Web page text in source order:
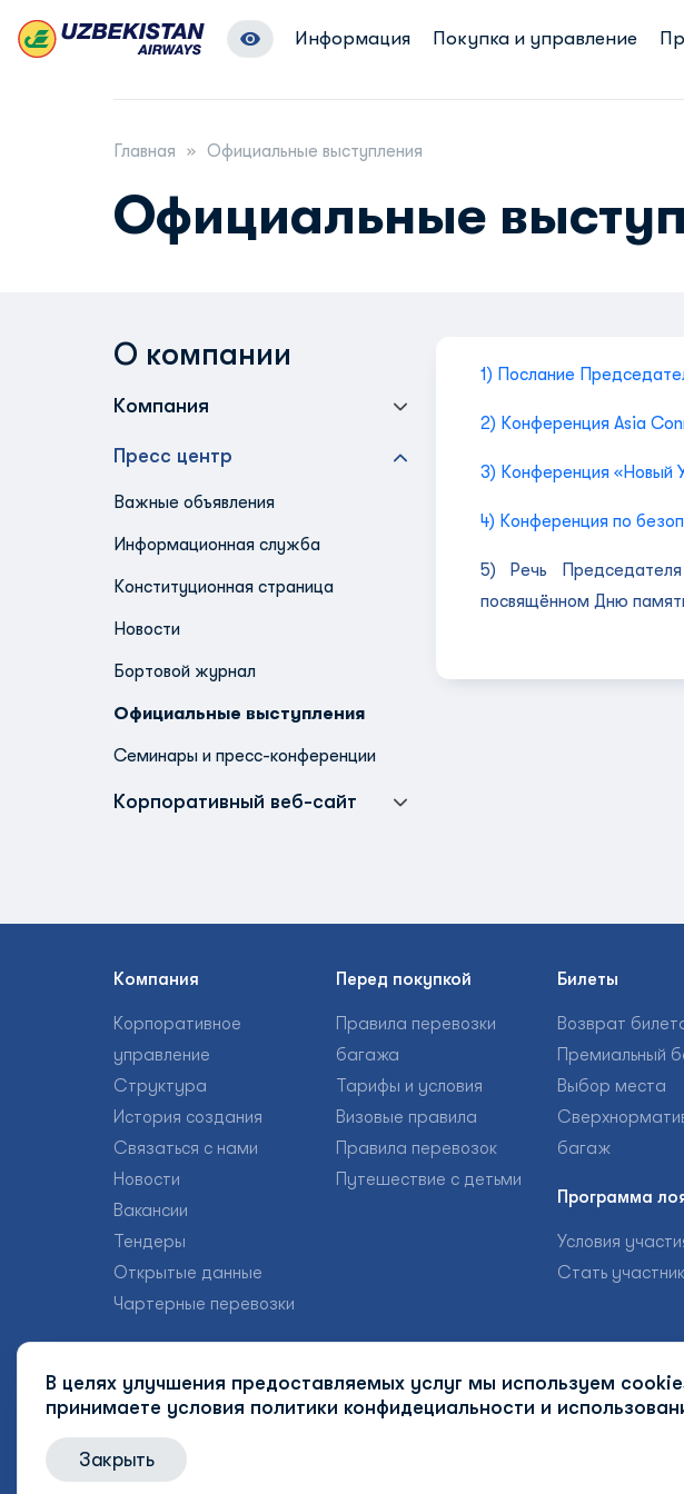
В целях улучшения предоставляемых услуг мы используем
принимаете условия политики конфидециальности и
Закрыть
Информация Покупка и управление
Главная Официальные выступления
Официальные
О компании
Компания
Пресс центр
Важные объявления
Информационная служба
Конституционная страница
Новости
Бортовой журнал
Официальные выступления
Семинары и пресс-конференции
Корпоративный веб-сайт
1) Послание
2) Конференция Asia
3) Конференция «Новый
4) Конференция по
5) Речь
посвящённом Дню
Компания
Корпоративное
управление
Структура
История создания
Связаться с нами
Новости
Вакансии
Тендеры
Открытые данные
Чартерные перевозки
Перед покупкой
Правила перевозки
багажа
Тарифы и условия
Визовые правила
Правила перевозок
Путешествие с детьми
Билеты
Возврат
Премиальный
Выбор места
багаж
Программа
Условия
Стать